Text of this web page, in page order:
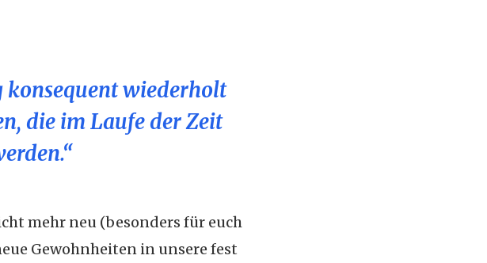
konsequent wiederholt
die im Laufe der Zeit
mehr neu (besonders für euch
Gewohnheiten in unsere fest